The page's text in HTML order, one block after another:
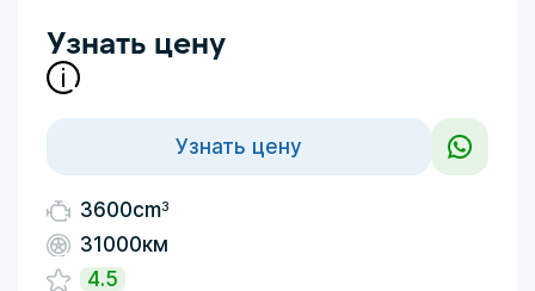
3600cm3
31000км
4.5
Узнать цену
Узнать цену